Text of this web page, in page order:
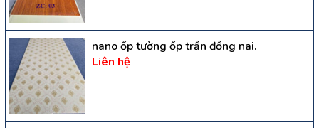
nano ốp tường ốp trần đồng nai.
Liên hệ